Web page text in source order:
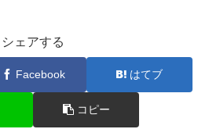
シェアする
Facebook はてブ
コピー